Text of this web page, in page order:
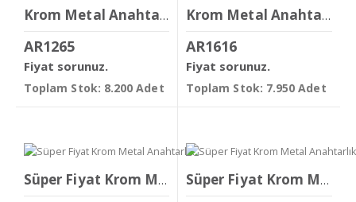
Krom Metal Anahtarlık
AR1265
Fiyat sorunuz.
Toplam Stok: 8.200 Adet
Krom Metal Anahtarlık
AR1616
Fiyat sorunuz.
Toplam Stok: 7.950 Adet
Süper Fiyat Krom Metal Anahtarlık Süper Fiyat Krom Metal Anahtarlık